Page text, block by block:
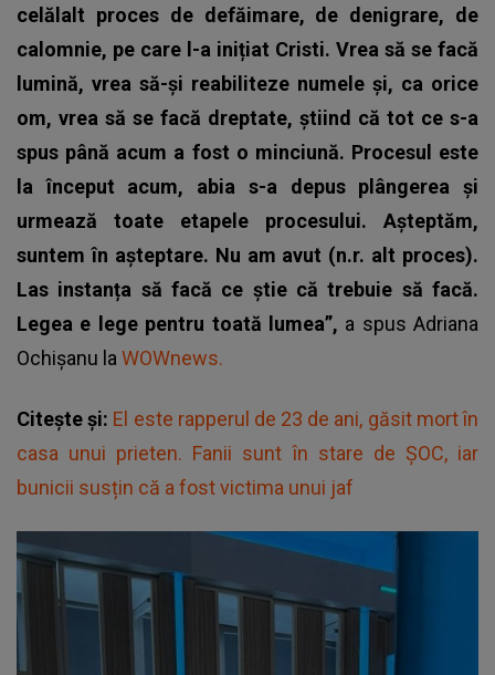
celălalt proces de defăimare, de denigrare, de
calomnie, pe care l-a inițiat Cristi. Vrea să se facă
lumină, vrea să-și reabiliteze numele și, ca orice
om, vrea să se facă dreptate, știind că tot ce s-a
spus până acum a fost o minciună. Procesul este
la început acum, abia s-a depus plângerea și
urmează toate etapele procesului. Așteptăm,
suntem în așteptare. Nu am avut (n.r. alt proces).
Las instanța să facă ce știe că trebuie să facă.
Legea e lege pentru toată lumea”, a spus Adriana
Ochișanu la WOWnews.
Citește și: El este rapperul de 23 de ani, găsit mort în
casa unui prieten. Fanii sunt în stare de ȘOC, iar
bunicii susțin că a fost victima unui jaf